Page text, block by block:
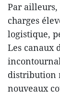
Par
charges
logistique,
Les canaux
distribution
nouveaux